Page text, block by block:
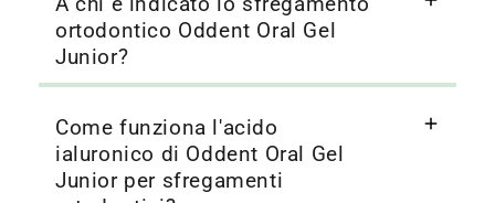
ortodontico Oddent Oral Gel
Junior?
Come funziona l'acido
ialuronico di Oddent Oral Gel
Junior per sfregamenti